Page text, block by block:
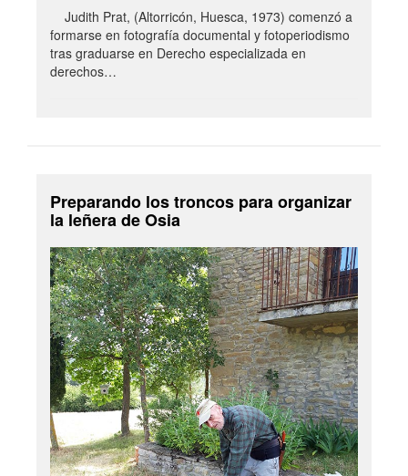
Judith Prat, (Altorricón, Huesca, 1973) comenzó a
formarse en fotografía documental y fotoperiodismo
tras graduarse en Derecho especializada en
derechos…
Preparando los troncos para organizar
la leñera de Osia